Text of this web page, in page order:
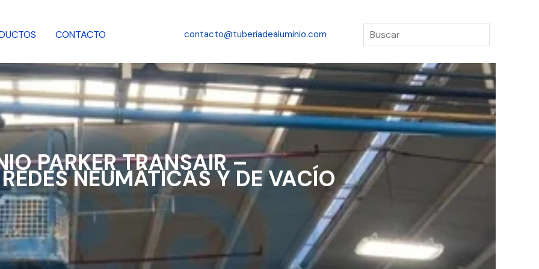
CONTACTO contacto@tuberiadealuminio.com
PARKER TRANSAIR –
NEUMÁTICAS Y DE VACÍO